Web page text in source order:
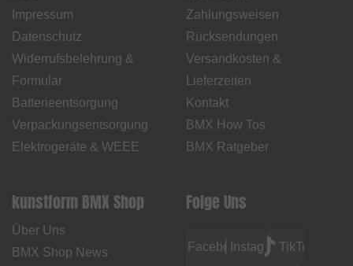
Impressum
Datenschutz
Widerrufsbelehrung &
Formular
Batterieentsorgung
Verpackungsentsorgung
Elektrogeräte & WEEE
Zahlungsweisen
Rücksendungen
Versandkosten &
Lieferzeiten
Kontakt
BMX How Tos
BMX Ratgeber
kunstform BMX Shop
Über Uns
BMX Shop News
Folge Uns
FacebookInstagramTikTok